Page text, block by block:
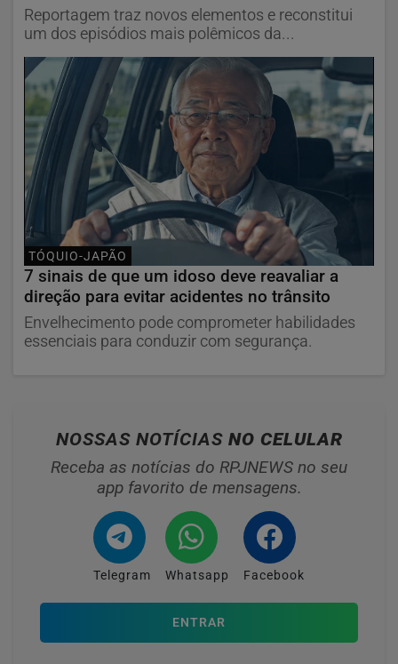
Reportagem traz novos elementos e reconstitui
um dos episódios mais polêmicos da...
TÓQUIO-JAPÃO
7 sinais de que um idoso deve reavaliar a
direção para evitar acidentes no trânsito
Envelhecimento pode comprometer habilidades
essenciais para conduzir com segurança.
NOSSAS NOTÍCIAS NO CELULAR
Receba as notícias do RPJNEWS no seu
app favorito de mensagens.
Telegram Whatsapp Facebook
ENTRAR